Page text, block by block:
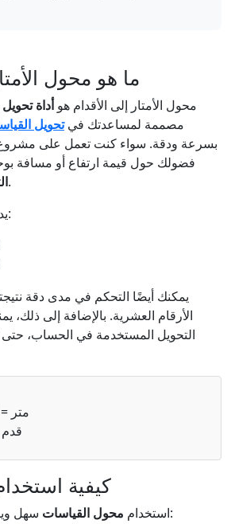
ما هو محول
محول الأمتار إلى الأقدام هوأداة
مصممة لمساعدتك فيتحويل
بسرعة ودقة. سواء كنت تعمل على
فضولك حول قيمة ارتفاع أو مسافة
تجعل الأمر سهلاً.
يدعم كلا اتجاهي التحويل:
يمكنك أيضًا التحكم في مدى دقة
الأرقام العشرية. بالإضافة إلى ذلك،
التحويل المستخدمة في الحساب،
1 متر = 3.28084 قدم
1 قدم =
كيفية
استخدام محول القياسات
سهل ويستغرق بضع ثوانٍ فقط: